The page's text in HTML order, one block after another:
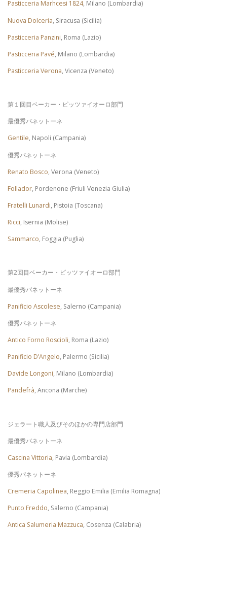
Pasticceria Marhcesi 1824, Milano (Lombardia)
Nuova Dolceria, Siracusa (Sicilia)
Pasticceria Panzini, Roma (Lazio)
Pasticceria Pavé, Milano (Lombardia)
Pasticceria Verona, Vicenza (Veneto)
第１回目ベーカー・ピッツァイオーロ部門
最優秀パネットーネ
Gentile, Napoli (Campania)
優秀パネットーネ
Renato Bosco, Verona (Veneto)
Follador, Pordenone (Friuli Venezia Giulia)
Fratelli Lunardi, Pistoia (Toscana)
Ricci, Isernia (Molise)
Sammarco, Foggia (Puglia)
第2回目ベーカー・ピッツァイオーロ部門
最優秀パネットーネ
Panificio Ascolese, Salerno (Campania)
優秀パネットーネ
Antico Forno Roscioli, Roma (Lazio)
Panificio D’Angelo, Palermo (Sicilia)
Davide Longoni, Milano (Lombardia)
Pandefrà, Ancona (Marche)
ジェラート職人及びそのほかの専門店部門
最優秀パネットーネ
Cascina Vittoria, Pavia (Lombardia)
優秀パネットーネ
Cremeria Capolinea, Reggio Emilia (Emilia Romagna)
Punto Freddo, Salerno (Campania)
Antica Salumeria Mazzuca, Cosenza (Calabria)